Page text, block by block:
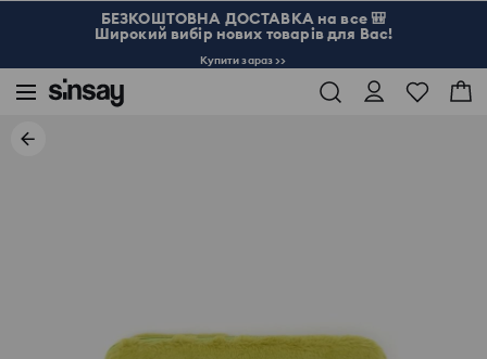
БЕЗКОШТОВНА ДОСТАВКА на все 🎒
Широкий вибір нових товарів для Вас!
Купити зараз >>